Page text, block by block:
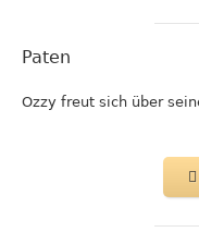
Paten
Ozzy freut sich über